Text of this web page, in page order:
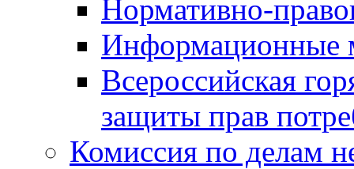
Нормативно-
Информационные
Всероссийская
защиты прав
Комиссия по делам